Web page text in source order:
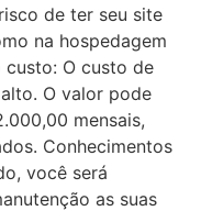
de ter seu site
na hospedagem
O custo de
O valor pode
mensais,
Conhecimentos
você será
as suas